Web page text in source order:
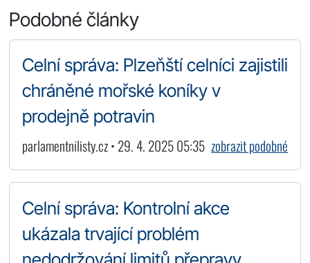
Podobné články
Celní správa: Plzeňští celníci zajistili
chráněné mořské koníky v
prodejně potravin
parlamentnilisty.cz • 29. 4. 2025 05:35 zobrazit podobné
Celní správa: Kontrolní akce
ukázala trvající problém